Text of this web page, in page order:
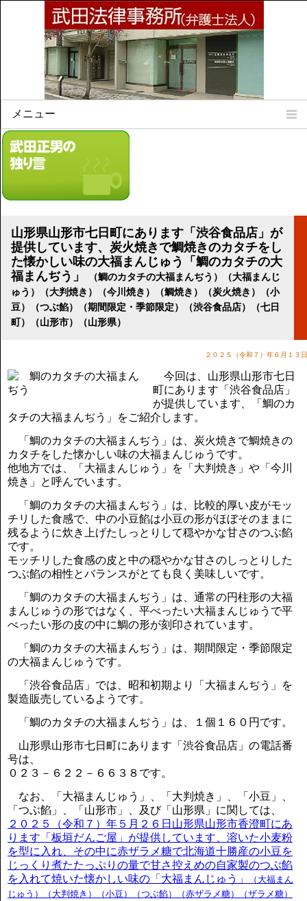
メニュー
Home
所属弁護士
法律相談案内
事務所所在地
リンク集
顧問契約について
講演のご案内
気をつけたい法律のポイント
山形県山形市七日町にあります「渋谷食品店」が
提供しています、炭火焼きで鯛焼きのカタチをし
た懐かしい味の大福まんじゅう「鯛のカタチの大
福まんぢう」
（鯛のカタチの大福まんぢう）（大福まんじ
ゅう）（大判焼き）（今川焼き）（鯛焼き）（炭火焼き）（小
豆）（つぶ餡）（期間限定・季節限定）（渋谷食品店）（七日
町）（山形市）（山形県）
２０２５（令和７）年６月１３日
今回は、山形県山形市七日
町にあります「渋谷食品店」
が提供しています、「鯛のカ
タチの大福まんぢう」をご紹介します。
「鯛のカタチの大福まんぢう」は、炭火焼きで鯛焼きの
カタチをした懐かしい味の大福まんじゅうです。
他地方では、「大福まんじゅう」を「大判焼き」や「今川
焼き」と呼んでいます。
「鯛のカタチの大福まんぢう」は、比較的厚い皮がモッ
チリした食感で、中の小豆餡は小豆の形がほぼそのままに
残るように炊き上げたしっとりして穏やかな甘さのつぶ餡
です。
モッチリした食感の皮と中の穏やかな甘さのしっとりした
つぶ餡の相性とバランスがとても良く美味しいです。
「鯛のカタチの大福まんぢう」は、通常の円柱形の大福
まんじゅうの形ではなく、平べったい大福まんじゅうで平
べったい形の皮の中に鯛の形が刻印されています。
「鯛のカタチの大福まんぢう」は、期間限定・季節限定
の大福まんじゅうです。
「渋谷食品店」では、昭和初期より「大福まんぢう」を
製造販売しているようです。
「鯛のカタチの大福まんぢう」は、１個１６０円です。
山形県山形市七日町にあります「渋谷食品店」の電話番
号は、
０２３－６２２－６６３８です。
なお、「大福まんじゅう」、「大判焼き」、「小豆」、
「つぶ餡」、「山形市」、及び「山形県」に関しては、
２０２５（令和７）年５月２６日山形県山形市香澄町にあ
ります「板垣だんご屋」が提供しています、溶いた小麦粉
を型に入れ、その中に赤ザラメ糖で北海道十勝産の小豆を
じっくり煮たたっぷりの量で甘さ控えめの自家製のつぶ餡
を入れて焼いた懐かしい味の「大福まんじゅう」
（大福まん
じゅう）（大判焼き）（小豆）（つぶ餡）（赤ザラメ糖）（ザラメ糖）